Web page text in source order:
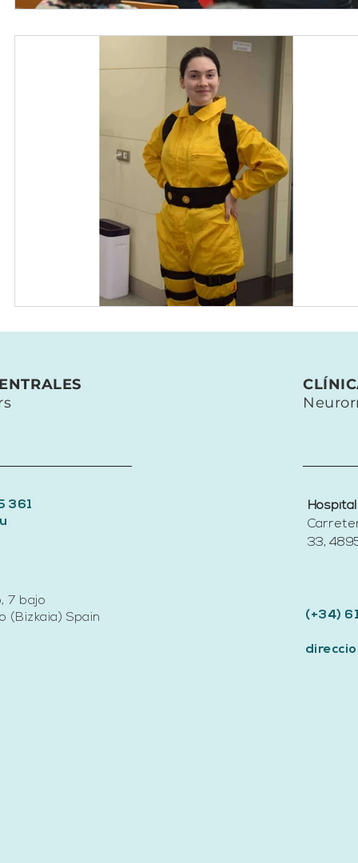
361
7 bajo
(Bizkaia) Spain
33,
(+34)